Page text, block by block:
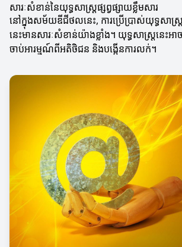
សារៈសំខាន់នៃយុទ្ធសាស្ត្រ​ផ្សព្វផ្សាយខ្លឹមសារ
នៅក្នុងសម័យឌីជីថលនេះ, ការប្រើប្រាស់យុទ្ធសាស្ត្រ
នេះមានសារៈសំខាន់យ៉ាងខ្លាំង។ យុទ្ធសាស្ត្រនេះអា
ចាប់អារម្មណ៍ពីអតិថិជន និងបង្កើនការលក់។